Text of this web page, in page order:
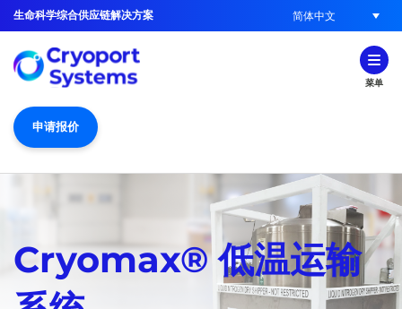
生命科学综合供应链解决方案 简体中文
菜单
申请报价
Cryomax® 低温运输